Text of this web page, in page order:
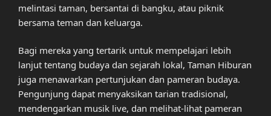
melintasi taman, bersantai di bangku, atau piknik
bersama teman dan keluarga.
Bagi mereka yang tertarik untuk mempelajari lebih
lanjut tentang budaya dan sejarah lokal, Taman Hiburan
juga menawarkan pertunjukan dan pameran budaya.
Pengunjung dapat menyaksikan tarian tradisional,
mendengarkan musik live, dan melihat-lihat pameran